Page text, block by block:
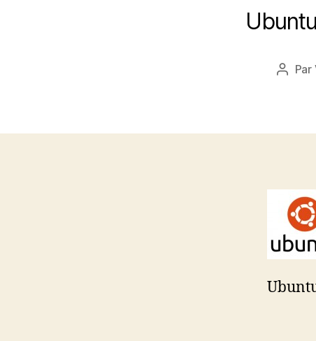
Par